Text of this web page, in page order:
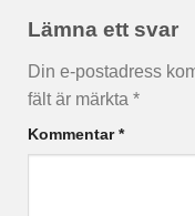
Lämna ett svar
Din e-postadress
fält är märkta *
Kommentar*